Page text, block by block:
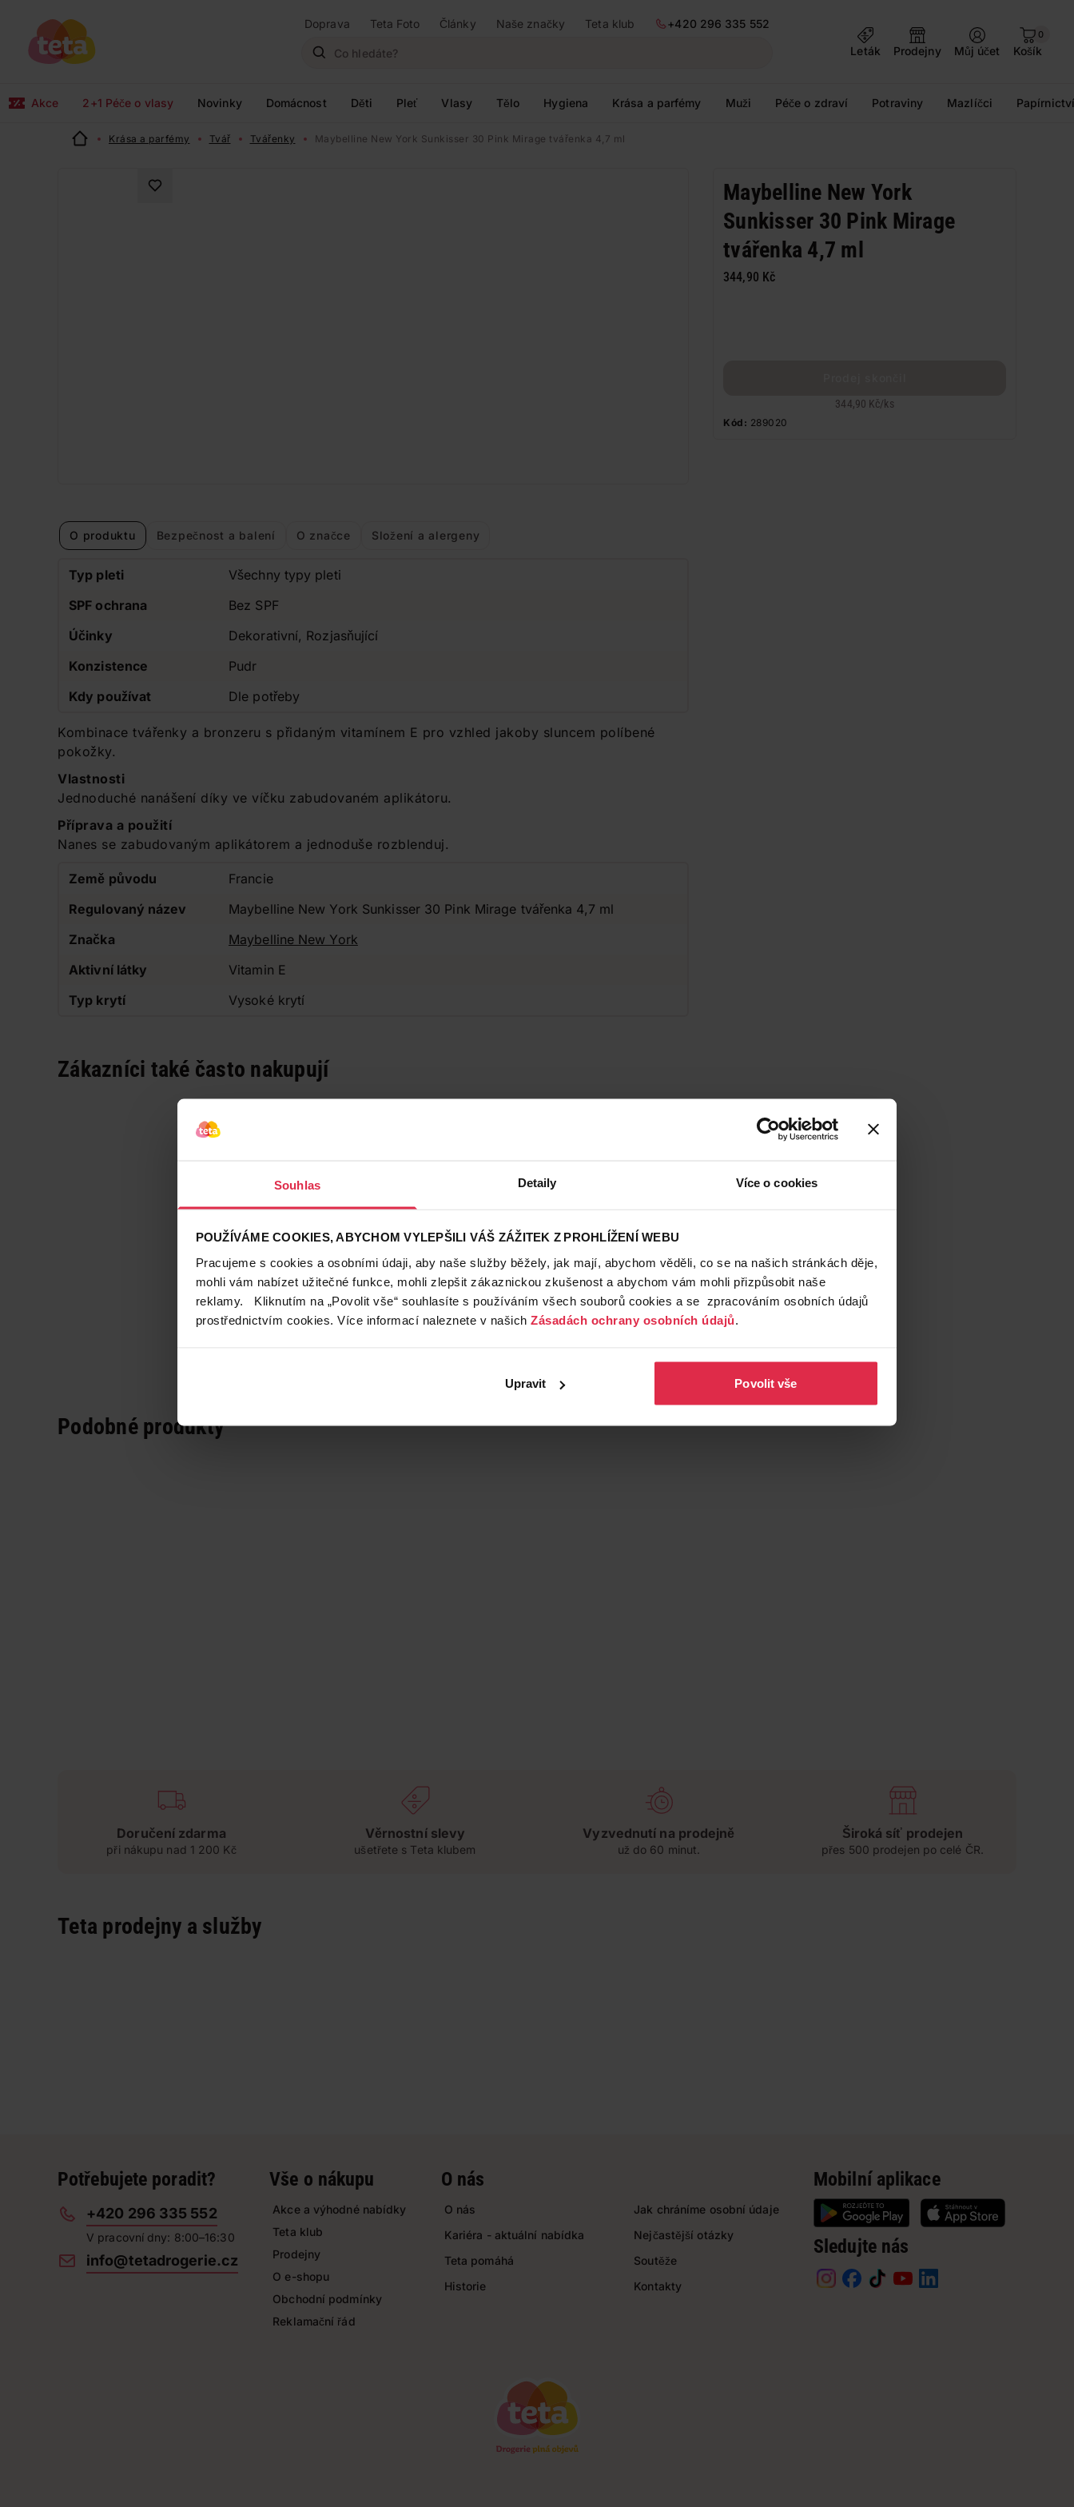
Souhlas Detaily Více o cookies
POUŽÍVÁME COOKIES, ABYCHOM VYLEPŠILI VÁŠ ZÁŽITEK Z PROHLÍŽENÍ WEBU
Pracujeme s cookies a osobními údaji, aby naše služby běžely, jak mají, abychom věděli, co se na našich stránkách děje,
mohli vám nabízet užitečné funkce, mohli zlepšit zákaznickou zkušenost a abychom vám mohli přizpůsobit naše
reklamy. Kliknutím na „Povolit vše“ souhlasíte s používáním všech souborů cookies a se zpracováním osobních údajů
prostřednictvím cookies. Více informací naleznete v našich Zásadách ochrany osobních údajů.
Upravit Povolit vše
Doprava Teta Foto Články Naše značky Teta klub
+420 296 335 552
Leták
Prodejny Můj účet
0
Košík
Akce 2+1 Péče o vlasy Novinky Domácnost Děti Pleť Vlasy Tělo Hygiena Krása a parfémy Muži Péče o zdraví Potraviny Mazlíčci
Krása a parfémy Tvář Tvářenky Maybelline New York Sunkisser 30 Pink Mirage tvářenka 4,7 ml
O produktu Bezpečnost a balení O značce Složení a alergeny
Typ pleti
Všechny typy pleti
SPF ochrana
Bez SPF
Účinky
Dekorativní, Rozjasňující
Konzistence
Pudr
Kdy používat
Dle potřeby
Kombinace tvářenky a bronzeru s přidaným vitamínem E pro vzhled jakoby sluncem políbené
pokožky.
Vlastnosti
Jednoduché nanášení díky ve víčku zabudovaném aplikátoru.
Příprava a použití
Nanes se zabudovaným aplikátorem a jednoduše rozblenduj.
Země původu
Francie
Regulovaný název
Maybelline New York Sunkisser 30 Pink Mirage tvářenka 4,7 ml
Značka
Maybelline New York
Aktivní látky
Vitamin E
Typ krytí
Vysoké krytí
Maybelline New York
Sunkisser 30 Pink Mirage
tvářenka 4,7 ml
344,90 Kč
344,90 Kč/ks
Kód: 289020
Zákazníci také často nakupují
Podobné produkty
Doručení zdarma
při nákupu nad 1 200 Kč
Věrnostní slevy
ušetřete s Teta klubem
Vyzvednutí na prodejně
už do 60 minut.
Široká síť prodejen
přes 500 prodejen po celé ČR.
Teta prodejny a služby
Potřebujete poradit?
+420 296 335 552
V pracovní dny: 8:00–16:30
info@tetadrogerie.cz
Vše o nákupu
Akce a výhodné nabídky
Teta klub
Prodejny
O e-shopu
Obchodní podmínky
Reklamační řád
O nás
O nás
Kariéra - aktuální nabídka
Teta pomáhá
Historie
Jak chráníme osobní údaje
Nejčastější otázky
Soutěže
Kontakty
Mobilní aplikace
Sledujte nás